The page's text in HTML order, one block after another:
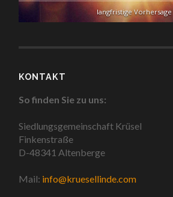
langfristige Vorhersage
KONTAKT
So finden Sie zu uns:
Siedlungsgemeinschaft Krüsel
Finkenstraße
D-48341 Altenberge
Mail: info@kruesellinde.com